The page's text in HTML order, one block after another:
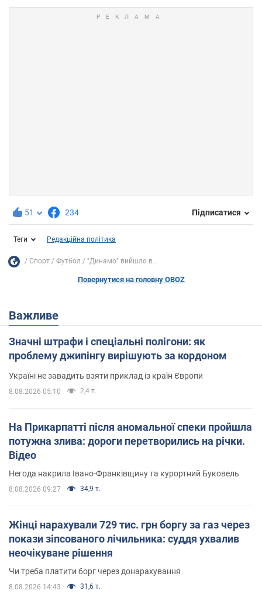
51 234 Підписатися
Теги Редакційна політика
Спорт Футбол "Динамо" вийшло в...
Повернутися на головну OBOZ
Важливе
Значні штрафи і спеціальні полігони: як
проблему джипінгу вирішують за кордоном
Україні не завадить взяти приклад із країн Європи
8.08.2026 05:10 2,4 т.
На Прикарпатті після аномальної спеки пройшла
потужна злива: дороги перетворились на річки.
Відео
Негода накрила Івано-Франківщину та курортний Буковель
8.08.2026 09:27 34,9 т.
Жінці нарахували 729 тис. грн боргу за газ через
покази зіпсованого лічильника: суддя ухвалив
неочікуване рішення
Чи треба платити борг через донарахування
8.08.2026 14:43 31,6 т.